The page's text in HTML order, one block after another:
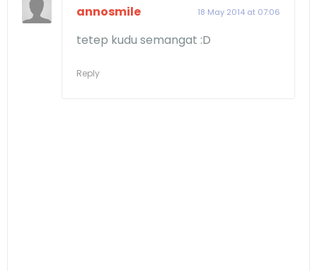
annosmile 18 May 2014 at 07:06
tetep kudu semangat :D
Reply